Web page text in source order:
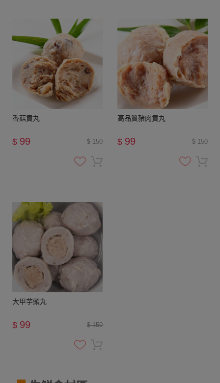
香菇貢丸
$ 150
$ 99
高品質豬肉貢丸
$ 150
$ 99
大甲芋頭丸
$ 150
$ 99